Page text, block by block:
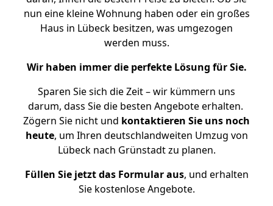
nun eine kleine Wohnung haben oder ein großes
Haus in Lübeck besitzen, was umgezogen
werden muss.
Wir haben immer die perfekte Lösung für Sie.
Sparen Sie sich die Zeit – wir kümmern uns
darum, dass Sie die besten Angebote erhalten.
Zögern Sie nicht und kontaktieren Sie uns noch
heute, um Ihren deutschlandweiten Umzug von
Lübeck nach Grünstadt zu planen.
Füllen Sie jetzt das Formular aus, und erhalten
Sie kostenlose Angebote.